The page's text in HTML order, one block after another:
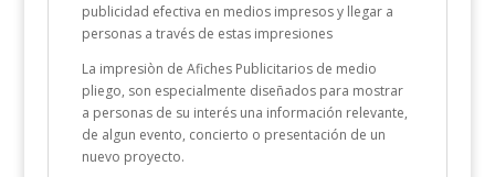
publicidad efectiva en medios impresos y llegar a
personas a través de estas impresiones
La impresiòn de Afiches Publicitarios de medio
pliego, son especialmente diseñados para mostrar
a personas de su interés una información relevante,
de algun evento, concierto o presentación de un
nuevo proyecto.